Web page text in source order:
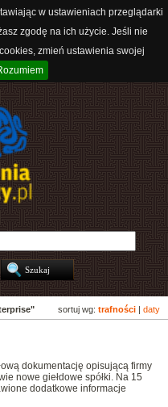
w ustawieniach przeglądarki
zgodę na ich użycie. Jeśli nie
zmień ustawienia swojej
sortuj wg: trafności daty
dokumentację opisującą firmy
nowe giełdowe spółki. Na 15
dodatkowe informacje